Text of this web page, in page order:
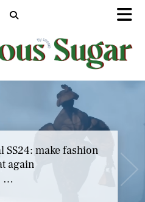
SS24: make fashion
again
…